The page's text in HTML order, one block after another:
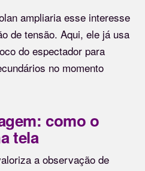
ampliaria esse interesse
de tensão. Aqui, ele já usa
do espectador para
no momento
como o
tela
a observação de